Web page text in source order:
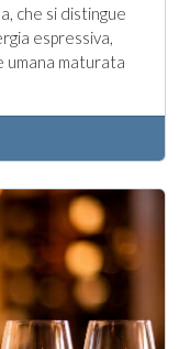
che si distingue
espressiva,
umana maturata